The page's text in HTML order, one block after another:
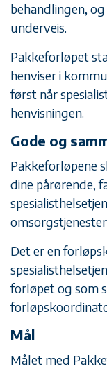
behandlingen,
underveis.
Pakkeforløpet
henviser i
først når
henvisningen.
Gode og
Pakkeforløpene
dine pårørende,
Det er en
forløpet og som
Mål
Målet med